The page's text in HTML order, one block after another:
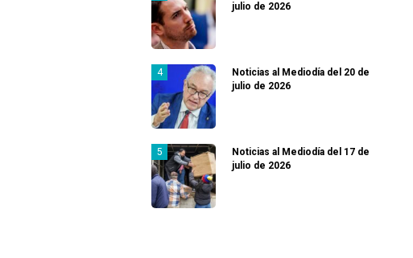
julio de 2026
Noticias al Mediodía del 20 de
julio de 2026
Noticias al Mediodía del 17 de
julio de 2026